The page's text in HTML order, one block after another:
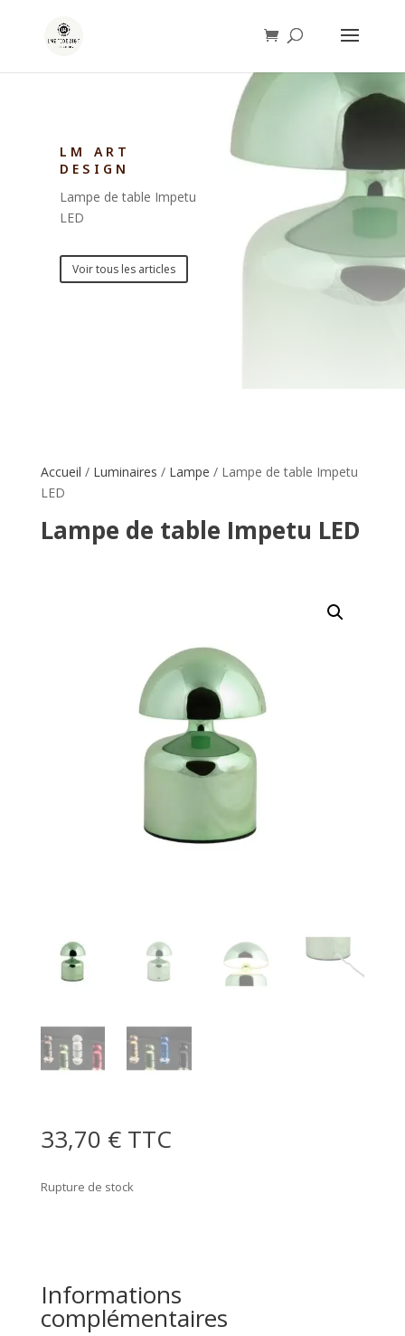
LM ART
DESIGN
Lampe de table Impetu
LED
Voir tous les articles
Accueil / Luminaires / Lampe / Lampe de table Impetu
LED
Lampe de table Impetu LED
33,70 € TTC
Rupture de stock
Informations
complémentaires